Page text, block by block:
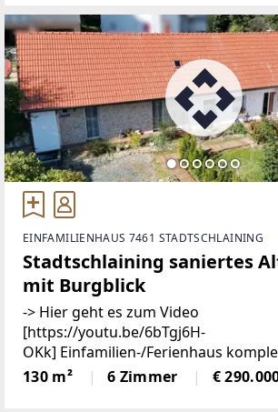
EINFAMILIENHAUS 7461 STADTSCHLAINING
Stadtschlaining saniertes
mit Burgblick
-> Hier geht es zum Video
[https://youtu.be/6bTgj6H-
OKk] Einfamilien-/Ferienhaus
Burgblick in zentraler Lage von
StadtschlainingDieses liebevoll
130 m² 6 Zimmer €